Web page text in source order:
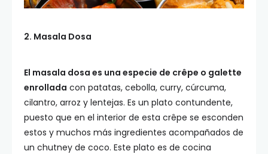
2. Masala Dosa
El masala dosa es una especie de crêpe o galette
enrollada con patatas, cebolla, curry, cúrcuma,
cilantro, arroz y lentejas. Es un plato contundente,
puesto que en el interior de esta crêpe se esconden
estos y muchos más ingredientes acompañados de
un chutney de coco. Este plato es de cocina